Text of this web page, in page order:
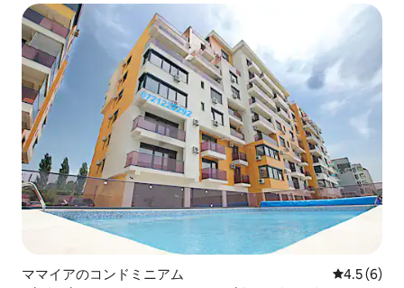
ママイアのコンドミニアム レビュー6
4.5 (6)